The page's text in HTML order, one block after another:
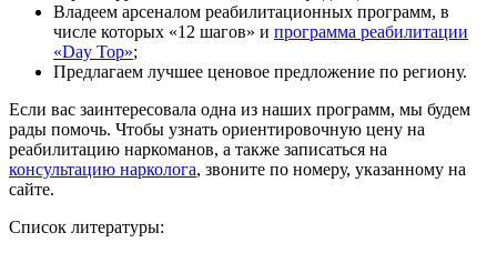
Владеем арсеналом реабилитационных программ, в
числе которых «12 шагов» и программа реабилитации
«Day Top»;
Предлагаем лучшее ценовое предложение по региону.
Если вас заинтересовала одна из наших программ, мы будем
рады помочь. Чтобы узнать ориентировочную цену на
реабилитацию наркоманов, а также записаться на
консультацию нарколога, звоните по номеру, указанному на
сайте.
Список литературы: